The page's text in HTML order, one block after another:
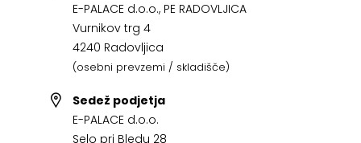
E-PALACE d.o.o., PE RADOVLJICA
Vurnikov trg 4
4240 Radovljica
(osebni prevzemi / skladišče)
Sedež podjetja
E-PALACE d.o.o.
Selo pri Bledu 28